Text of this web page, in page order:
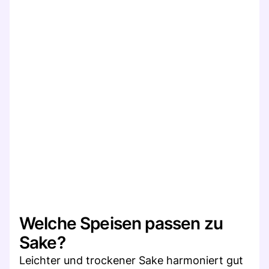
Welche Speisen passen zu
Sake?
Leichter und trockener Sake harmoniert gut